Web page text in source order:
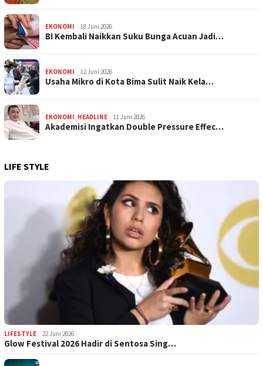
EKONOMI 18 Juni 2026
BI Kembali Naikkan Suku Bunga Acuan Jadi…
EKONOMI 12 Juni 2026
Usaha Mikro di Kota Bima Sulit Naik Kela…
EKONOMI, HEADLINE 11 Juni 2026
Akademisi Ingatkan Double Pressure Effec…
LIFE STYLE
LIFESTYLE 22 Juni 2026
Glow Festival 2026 Hadir di Sentosa Sing…